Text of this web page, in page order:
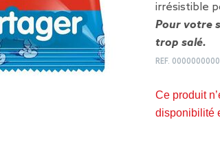
irrésistible
Pour votre
trop salé.
REF.
Ce produit
disponibilité